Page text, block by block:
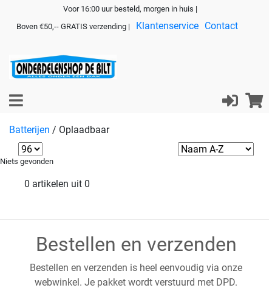
Voor 16:00 uur besteld, morgen in huis |
Boven €50,-- GRATIS verzending |
Klantenservice Contact
Batterijen / Oplaadbaar
Niets gevonden
0 artikelen uit 0
Bestellen en verzenden
Bestellen en verzenden is heel eenvoudig via onze
webwinkel. Je pakket wordt verstuurd met DPD.